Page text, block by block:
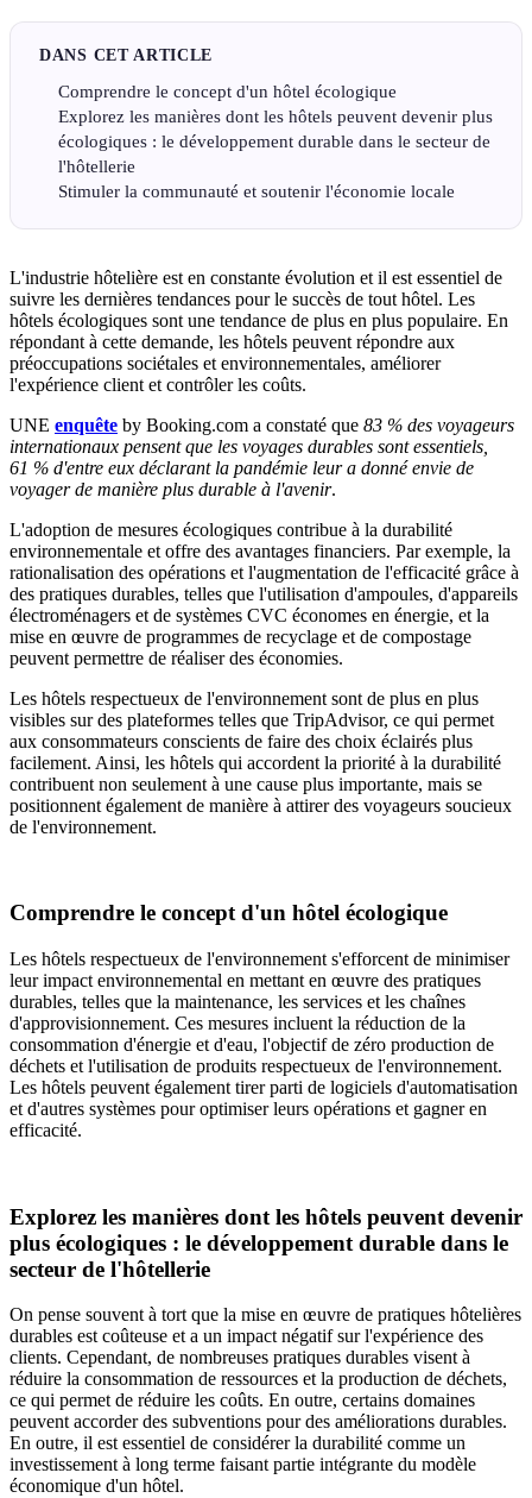
DANS CET ARTICLE
Comprendre le concept d'un hôtel écologique
Explorez les manières dont les hôtels peuvent devenir plus
écologiques : le développement durable dans le secteur de
l'hôtellerie
Stimuler la communauté et soutenir l'économie locale
L'industrie hôtelière est en constante évolution et il est essentiel de
suivre les dernières tendances pour le succès de tout hôtel. Les
hôtels écologiques sont une tendance de plus en plus populaire. En
répondant à cette demande, les hôtels peuvent répondre aux
préoccupations sociétales et environnementales, améliorer
l'expérience client et contrôler les coûts.
UNE enquête by Booking.com a constaté que 83 % des voyageurs
internationaux pensent que les voyages durables sont essentiels,
61 % d'entre eux déclarant la pandémie leur a donné envie de
voyager de manière plus durable à l'avenir.
L'adoption de mesures écologiques contribue à la durabilité
environnementale et offre des avantages financiers. Par exemple, la
rationalisation des opérations et l'augmentation de l'efficacité grâce à
des pratiques durables, telles que l'utilisation d'ampoules, d'appareils
électroménagers et de systèmes CVC économes en énergie, et la
mise en œuvre de programmes de recyclage et de compostage
peuvent permettre de réaliser des économies.
Les hôtels respectueux de l'environnement sont de plus en plus
visibles sur des plateformes telles que TripAdvisor, ce qui permet
aux consommateurs conscients de faire des choix éclairés plus
facilement. Ainsi, les hôtels qui accordent la priorité à la durabilité
contribuent non seulement à une cause plus importante, mais se
positionnent également de manière à attirer des voyageurs soucieux
de l'environnement.
Comprendre le concept d'un hôtel écologique
Les hôtels respectueux de l'environnement s'efforcent de minimiser
leur impact environnemental en mettant en œuvre des pratiques
durables, telles que la maintenance, les services et les chaînes
d'approvisionnement. Ces mesures incluent la réduction de la
consommation d'énergie et d'eau, l'objectif de zéro production de
déchets et l'utilisation de produits respectueux de l'environnement.
Les hôtels peuvent également tirer parti de logiciels d'automatisation
et d'autres systèmes pour optimiser leurs opérations et gagner en
efficacité.
Explorez les manières dont les hôtels peuvent devenir
plus écologiques : le développement durable dans le
secteur de l'hôtellerie
On pense souvent à tort que la mise en œuvre de pratiques hôtelières
durables est coûteuse et a un impact négatif sur l'expérience des
clients. Cependant, de nombreuses pratiques durables visent à
réduire la consommation de ressources et la production de déchets,
ce qui permet de réduire les coûts. En outre, certains domaines
peuvent accorder des subventions pour des améliorations durables.
En outre, il est essentiel de considérer la durabilité comme un
investissement à long terme faisant partie intégrante du modèle
économique d'un hôtel.